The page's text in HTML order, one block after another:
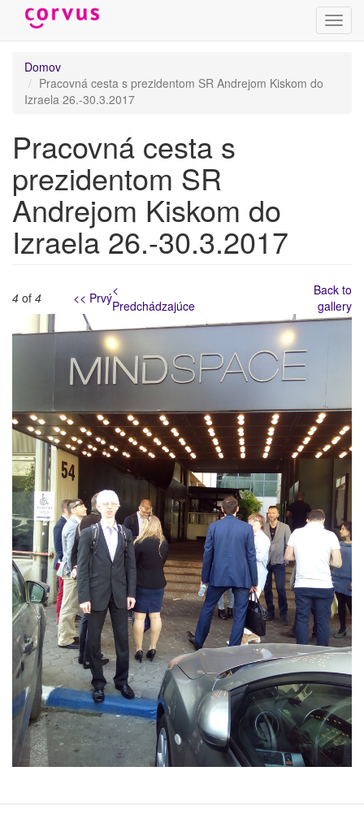
Skočiť
hlavný
obsah
Domov
Pracovná cesta s prezidentom SR Andrejom Kiskom do
Izraela 26.-30.3.2017
Pracovná cesta s
prezidentom SR
Andrejom Kiskom do
Izraela 26.-30.3.2017
4 of 4 << Prvý<
Predchádzajúce
Back to
gallery
prac._cesta_izrael_-
_stopka_10.jpg